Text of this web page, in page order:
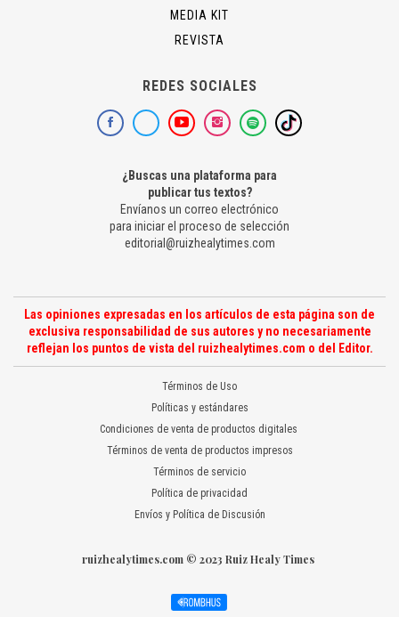
MEDIA KIT
REVISTA
REDES SOCIALES
¿Buscas una plataforma para
publicar tus textos?
Envíanos un correo electrónico
para iniciar el proceso de selección
editorial@ruizhealytimes.com
Las opiniones expresadas en los artículos de esta página son de
exclusiva responsabilidad de sus autores y no necesariamente
reflejan los puntos de vista del ruizhealytimes.com o del Editor.
Términos de Uso
Políticas y estándares
Condiciones de venta de productos digitales
Términos de venta de productos impresos
Términos de servicio
Política de privacidad
Envíos y Política de Discusión
ruizhealytimes.com © 2023 Ruiz Healy Times